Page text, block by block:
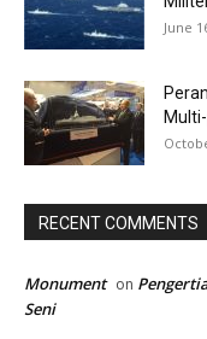
June
RECENT COMMENTS
Monument on
Seni